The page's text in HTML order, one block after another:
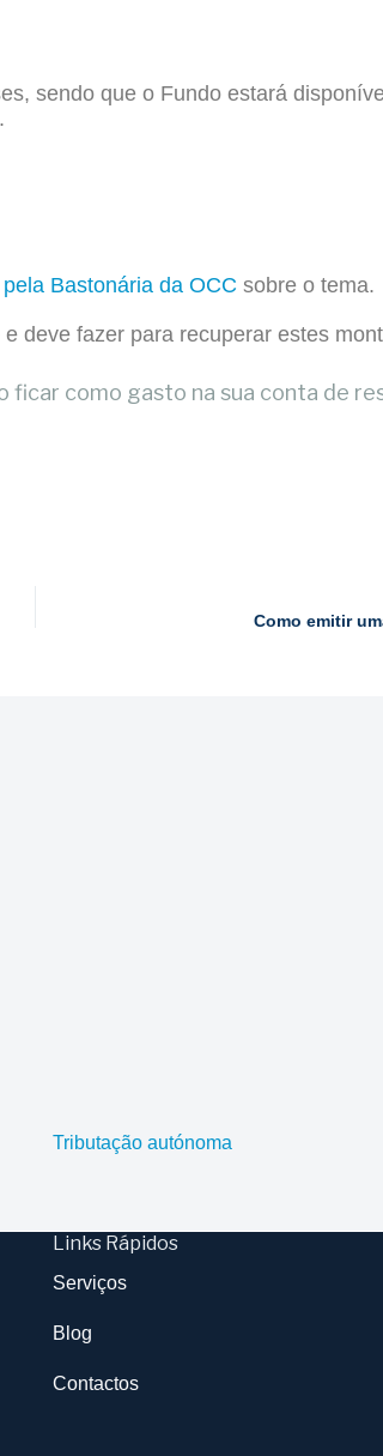
sendo que o Fundo estará
Bastonária da OCC sobre o tema.
deve fazer para recuperar estes
como gasto na sua conta de
Como emitir
Tributação autónoma
Links Rápidos
Serviços
Blog
Contactos